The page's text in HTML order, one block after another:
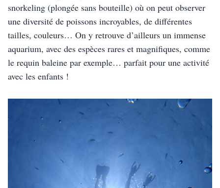
snorkeling (plongée sans bouteille) où on peut observer
une diversité de poissons incroyables, de différentes
tailles, couleurs… On y retrouve d’ailleurs un immense
aquarium, avec des espèces rares et magnifiques, comme
le requin baleine par exemple… parfait pour une activité
avec les enfants !